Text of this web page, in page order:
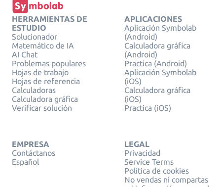
HERRAMIENTAS DE
ESTUDIO
Solucionador
Matemático de IA
AI Chat
Problemas populares
Hojas de trabajo
Hojas de referencia
Calculadoras
Calculadora gráfica
Verificar solución
APLICACIONES
Aplicación Symbolab
(Android)
Calculadora gráfica
(Android)
Practica (Android)
Aplicación Symbolab
(iOS)
Calculadora gráfica
(iOS)
Practica (iOS)
EMPRESA
Contáctanos
Español
LEGAL
Privacidad
Service Terms
Política de cookies
No vendas ni compartas